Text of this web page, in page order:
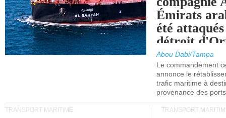
Émirats
été
détroit
Abou Dabi/Tampa
Le commandement
annonce le
trafic maritime à
provenance des
TRANSPORT MARITIME TRANSPORT